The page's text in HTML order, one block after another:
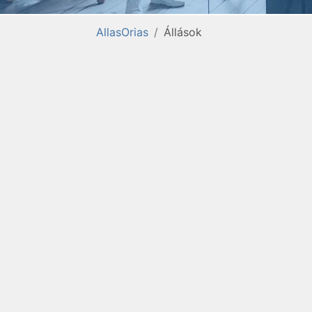
AllasOrias Állások